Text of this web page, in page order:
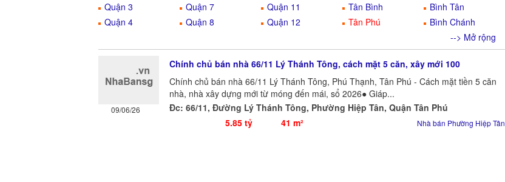
Quận 3
Quận 4
Quận 7
Quận 8
Quận 11
Quận 12
Tân Bình
Tân Phú
Bình Tân
Bình Chánh
--> Mở rộng
09/06/26
Chính chủ bán nhà 66/11 Lý Thánh Tông, cách mặt 5 căn, xây mới 100
Chính chủ bán nhà 66/11 Lý Thánh Tông, Phú Thạnh, Tân Phú - Cách mặt tiền 5 căn
nhà, nhà xây dựng mới từ móng đến mái, sổ 2026● Giáp...
Đc: 66/11, Đường Lý Thánh Tông, Phường Hiệp Tân, Quận Tân Phú
5.85 tỷ
41 m² Nhà bán Phường Hiệp Tân